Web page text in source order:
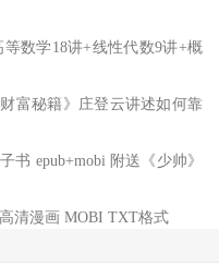
数学18讲+线性代数9讲+概
富秘籍》庄登云讲述如何靠
书 epub+mobi 附送《少帅》
清漫画 MOBI TXT格式